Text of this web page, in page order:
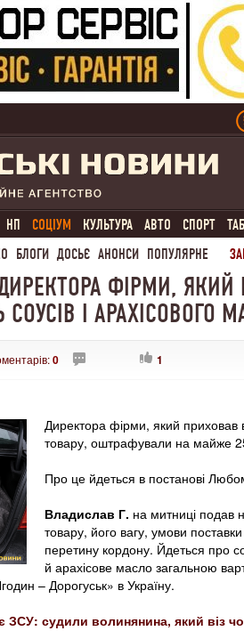
НП СОЦІУМ КУЛЬТУРА АВТО СПОРТ
БЛОГИ ДОСЬЄ АНОНСИ ПОПУЛЯРНЕ
ФІРМИ, ЯКИЙ
І АРАХІСОВОГО
0 1
Директора фірми, який приховав
товару, оштрафували на майже
Про це йдеться в постанові
Владислав Г. на митниці подав
товару, його вагу, умови
перетину кордону. Йдеться про
й арахісове масло загальною
– Дорогуськ» в Україну.
ЗСУ: судили волинянина, який віз